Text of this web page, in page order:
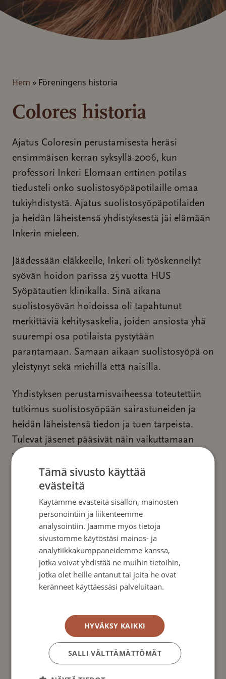
Hem » Föreningens historia
Colores historia
Ajatus Coloresin perustamisesta heräsi
ensimmäisen kerran syksyllä 2006, kun
professori Inkeri Elomaan entinen potilas
tiedusteli onko suolistosyöpäpotilaille omaa
tukiyhdistystä. Ajatus suolistosyöpäpotilaiden
ja heidän läheistensä yhdistyksestä jäi elämään
Inkerin mieleen.
Jäädessään eläkkeelle, Inkeri oli työskennellyt
syövän hoidon parissa 25 vuotta HUS
Syöpätautien klinikalla. Sinä aikana
suolistosyövän hoidoissa oli tapahtunut
merkittäviä kehitysaskelia, joiden ansiosta yhä
suurempi osa potilaista pystytään
parantamaan. Samaan aikaan suolistosyöpä on
yleistynyt sekä miehillä että naisilla.
Yhdistyksen perustamisvaiheessa toteutettiin
tutkimus suolistosyöpään sairastuneiden ja
heidän läheistensä tiedon ja tuen tarpeista.
Tulevat jäsenet pääsivät näin vaikuttamaan
yhdistyksen toimintaan jo suunnitteluvaiheessa.
Tulokset olivat rohkaisevia. Valtaosa vastaajista
koki, että heille pitäisi olla oma järjestö, joka
tarjoaa tietoa ja tukea sairastumisen eri
vaiheissa. Toive oli keskustella sairaudesta
muiden potilaiden ja heidän läheisten kanssa.
Suolistosyövästä oli niukasti yleistä tietoa tai
tiedon luotettavuutta oli vaikea arvioida.
Näin ollen Inkeri kokosi Coloresin hallituksen
mielestään tärkeää, että hallitukseen kutsutaan
potilasjäsenien lisäksi maamme johtavia
suolistosyövän hoitoon erikoistuneista
lääkäreitä.
Tämä sivusto käyttää
evästeitä
Käytämme evästeitä sisällön, mainosten
personointiin ja liikenteemme
analysointiin. Jaamme myös tietoja
sivustomme käytöstäsi mainos- ja
analytiikkakumppaneidemme kanssa,
jotka voivat yhdistää ne muihin tietoihin,
jotka olet heille antanut tai joita he ovat
keränneet käyttäessäsi palveluitaan.
HYVÄKSY KAIKKI
SALLI VÄLTTÄMÄTTÖMÄT